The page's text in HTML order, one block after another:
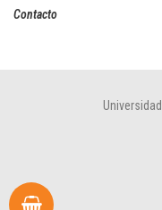
Contacto